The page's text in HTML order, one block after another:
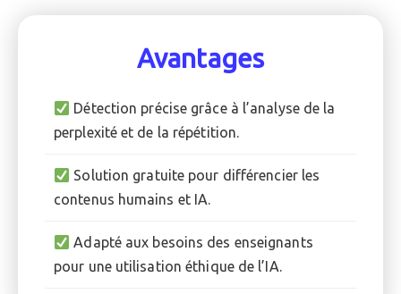
Avantages
Détection précise grâce à l’analyse de la
perplexité et de la répétition.
Solution gratuite pour différencier les
contenus humains et IA.
Adapté aux besoins des enseignants
pour une utilisation éthique de l’IA.